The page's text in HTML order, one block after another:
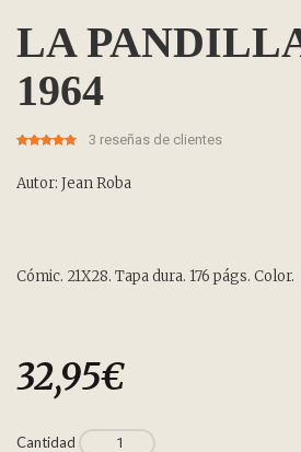
LA
1964
customer
ratings
3 reseñas de clientes
Autor: Jean Roba
Cómic. 21X28. Tapa dura. 176 págs. Color.
32,95€
Cantidad